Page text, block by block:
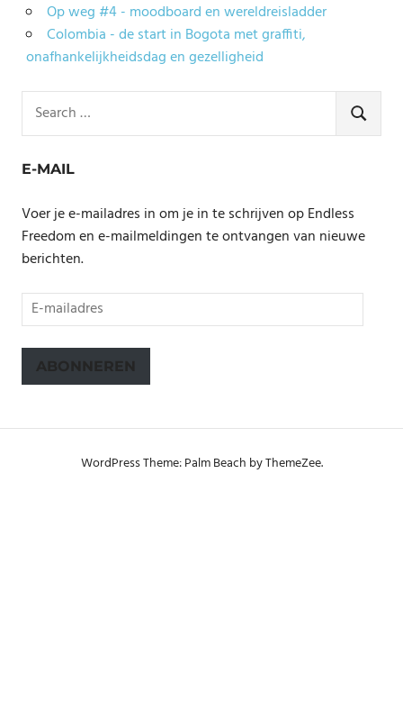
Op weg #4 - moodboard en wereldreisladder
Colombia - de start in Bogota met graffiti,
onafhankelijkheidsdag en gezelligheid
for:
SEARCH
E-MAIL
Voer je e-mailadres in om je in te schrijven op Endless
Freedom en e-mailmeldingen te ontvangen van nieuwe
berichten.
E-
mailadres
ABONNEREN
WordPress Theme: Palm Beach by ThemeZee.